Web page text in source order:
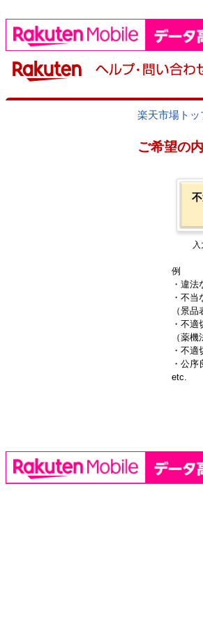
楽天市場トッ
ご希望の
例
・違法
・不
（景品
・不適
（薬
・不適
・公
etc.